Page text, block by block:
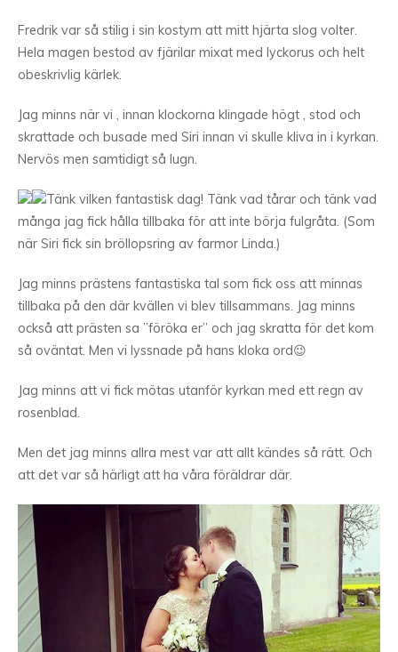
Fredrik var så stilig i sin kostym att mitt hjärta slog volter.
Hela magen bestod av fjärilar mixat med lyckorus och helt
obeskrivlig kärlek.
Jag minns när vi , innan klockorna klingade högt , stod och
skrattade och busade med Siri innan vi skulle kliva in i kyrkan.
Nervös men samtidigt så lugn.
Tänk vilken fantastisk dag! Tänk vad tårar och tänk vad
många jag fick hålla tillbaka för att inte börja fulgråta. (Som
när Siri fick sin bröllopsring av farmor Linda.)
Jag minns prästens fantastiska tal som fick oss att minnas
tillbaka på den där kvällen vi blev tillsammans. Jag minns
också att prästen sa ”föröka er” och jag skratta för det kom
så oväntat. Men vi lyssnade på hans kloka ord😉
Jag minns att vi fick mötas utanför kyrkan med ett regn av
rosenblad.
Men det jag minns allra mest var att allt kändes så rätt. Och
att det var så härligt att ha våra föräldrar där.